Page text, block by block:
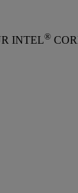
INTEL®